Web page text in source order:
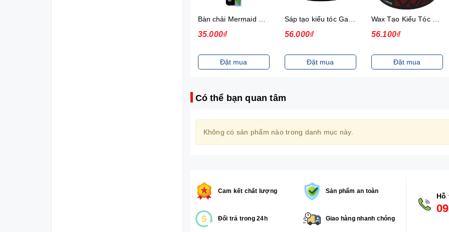
35.000₫
Đặt mua
56.000₫
Đặt mua
56.100₫
Đặt mua
Có thể bạn quan tâm
Không có sản phẩm nào trong danh mục này.
Cam kết chất lượng Sản phẩm an toàn
Đổi trả trong 24h Giao hàng nhanh chóng
Hỗ